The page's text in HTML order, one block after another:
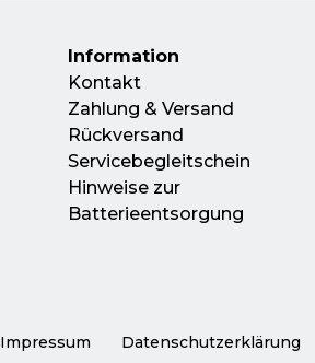
Information
Kontakt
Zahlung & Versand
Rückversand
Servicebegleitschein
Hinweise zur
Batterieentsorgung
Impressum Daten­schutz­erklärung